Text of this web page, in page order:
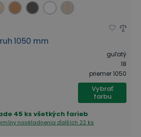
1050 mm
guľatý
18
priemer 1050
Vybrať
farbu
45 ks všetkých farieb
naskladnenia ďalších 22 ks